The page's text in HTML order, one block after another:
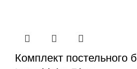
Комплект постельного